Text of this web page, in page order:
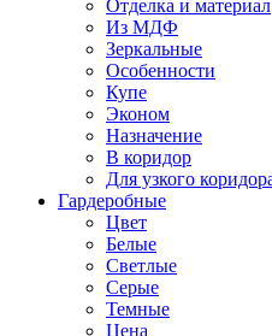
Отделка и материал
Из МДФ
Зеркальные
Особенности
Купе
Эконом
Назначение
В коридор
Для узкого
Гардеробные
Цвет
Белые
Светлые
Серые
Темные
Цена